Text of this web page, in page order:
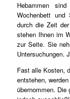
Hebammen
Wochenbett
durch die Zeit
stehen Ihnen im
zur Seite. Sie
Untersuchungen.
Fast alle Kosten,
entstehen,
übernommen. Die